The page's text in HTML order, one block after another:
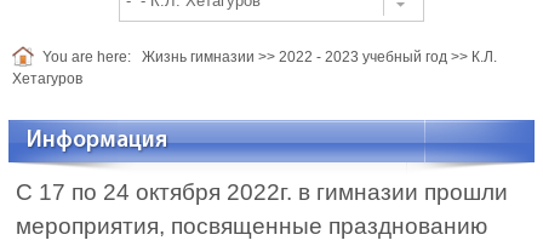
You are here: Жизнь гимназии >> 2022 - 2023 учебный год >> К.Л.
Хетагуров
Информация
С 17 по 24 октября 2022г. в гимназии прошли
мероприятия, посвященные празднованию